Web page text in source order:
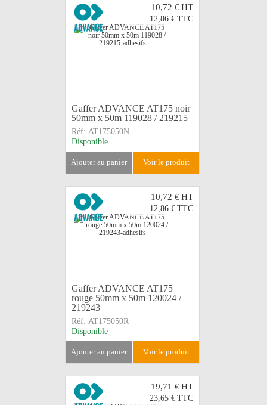
10,72 €HT
12,86 € TTC
Gaffer ADVANCE AT175 noir
50mm x 50m 119028 / 219215
Réf: AT175050N
Disponible
ajouter au panier voir le produit
10,72 €HT
12,86 € TTC
Gaffer ADVANCE AT175
rouge 50mm x 50m 120024 /
219243
Réf: AT175050R
Disponible
ajouter au panier voir le produit
19,71 €HT
23,65 € TTC